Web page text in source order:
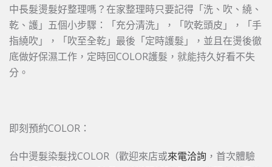
中長髮燙髮好整理嗎？在家整理時只要記得「洗、吹、繞、
乾、護」五個小步驟：「充分清洗」，「吹乾頭皮」，「手
指繞吹」，「吹至全乾」最後「定時護髮」，並且在燙後徹
底做好保濕工作，定時回COLOR護髮，就能持久好看不失
分。
即刻預約COLOR：
台中燙髮染髮找COLOR（歡迎來店或來電洽詢 ，首次體驗